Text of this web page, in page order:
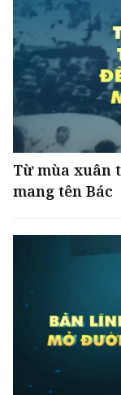
Từ mùa xuân
mang tên Bác